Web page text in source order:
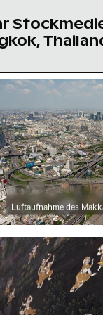
des
Luftaufnahme des